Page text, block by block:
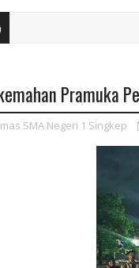
Pramuka
SMA Negeri 1 Singkep